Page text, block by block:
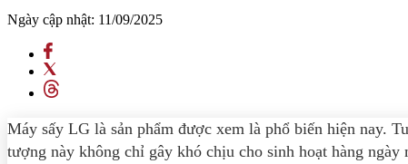
Ngày cập nhật: 11/09/2025
Máy sấy LG là sản phẩm được xem là phổ biến hiện nay.
tượng này không chỉ gây khó chịu cho sinh hoạt hàng